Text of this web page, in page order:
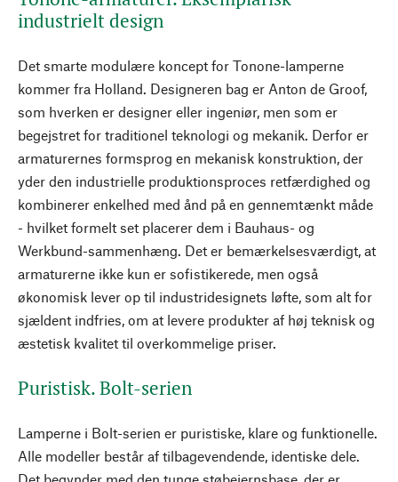
industrielt design
Det smarte modulære koncept for Tonone-lamperne
kommer fra Holland. Designeren bag er Anton de Groof,
som hverken er designer eller ingeniør, men som er
begejstret for traditionel teknologi og mekanik. Derfor er
armaturernes formsprog en mekanisk konstruktion, der
yder den industrielle produktionsproces retfærdighed og
kombinerer enkelhed med ånd på en gennemtænkt måde
- hvilket formelt set placerer dem i Bauhaus- og
Werkbund-sammenhæng. Det er bemærkelsesværdigt, at
armaturerne ikke kun er sofistikerede, men også
økonomisk lever op til industridesignets løfte, som alt for
sjældent indfries, om at levere produkter af høj teknisk og
æstetisk kvalitet til overkommelige priser.
Puristisk. Bolt-serien
Lamperne i Bolt-serien er puristiske, klare og funktionelle.
Alle modeller består af tilbagevendende, identiske dele.
Det begynder med den tunge støbejernsbase, der er